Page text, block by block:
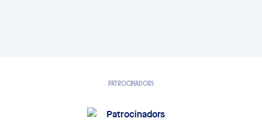
PATROCINADORS